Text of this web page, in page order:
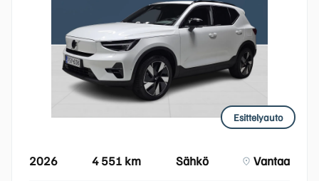
Esittelyauto
2026 4 551 km Sähkö Vantaa